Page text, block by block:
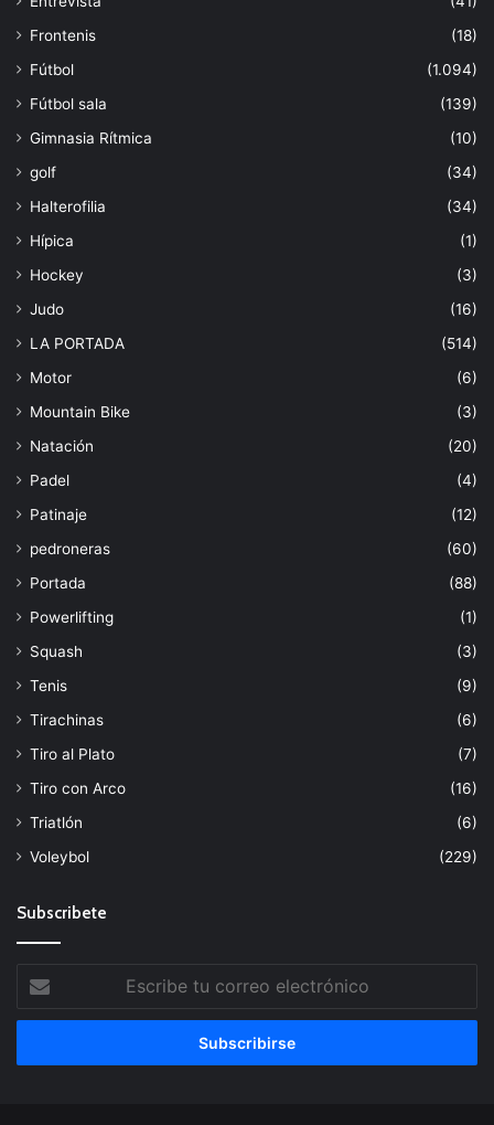
Frontenis
(18)
Fútbol
(1.094)
Fútbol sala
(139)
Gimnasia Rítmica
(10)
golf
(34)
Halterofilia
(34)
Hípica
(1)
Hockey
(3)
Judo
(16)
LA PORTADA
(514)
Motor
(6)
Mountain Bike
(3)
Natación
(20)
Padel
(4)
Patinaje
(12)
pedroneras
(60)
Portada
(88)
Powerlifting
(1)
Squash
(3)
Tenis
(9)
Tirachinas
(6)
Tiro al Plato
(7)
Tiro con Arco
(16)
Triatlón
(6)
Voleybol
(229)
Subscribete
tu
correo